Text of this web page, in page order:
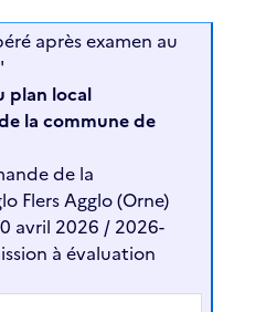
après examen au
plan local
la commune de
de la
Flers Agglo (Orne)
avril 2026 / 2026-
à évaluation